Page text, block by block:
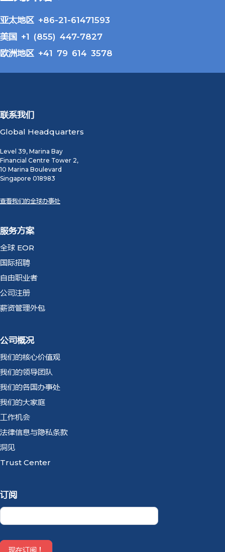
亚太地区 +86-21-61471593
美国 +1 (855) 447-7827
欧洲地区 +41 79 614 3578
联系我们
Global Headquarters
Level 39, Marina Bay
Financial Centre Tower 2,
10 Marina Boulevard
Singapore 018983
查看我们的全球办事处
服务方案
全球 EOR
国际招聘
自由职业者
公司注册
薪资管理外包
公司概况
我们的核心价值观
我们的领导团队
我们的各国办事处
我们的大家庭
工作机会
法律信息与隐私条款
洞见
Trust Center
订阅
Newsletter
CN
现在订阅！